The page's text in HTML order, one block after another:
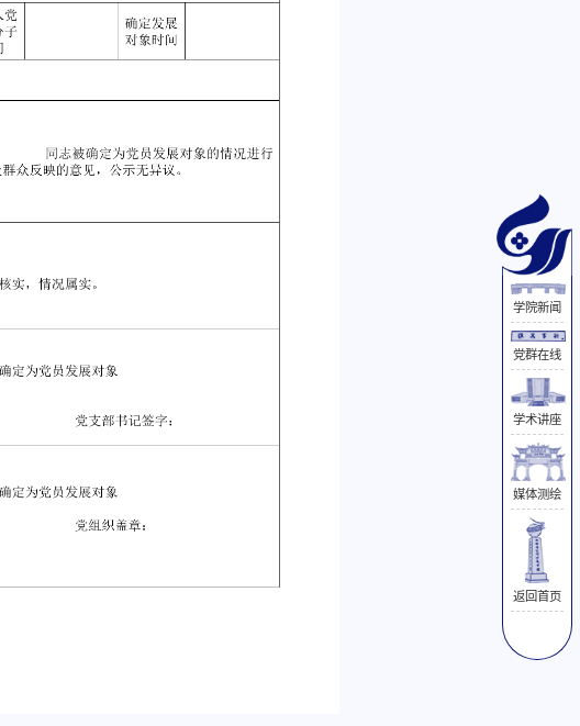
学院新闻
党群在线
学术讲座
媒体测绘
返回首页